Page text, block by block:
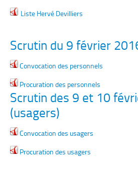
Liste Hervé Devilliers
Scrutin du 9 février
Convocation des personnels
Procuration des personnels
Scrutin des 9 et 10
(usagers)
Convocation des usagers
Procuration des usagers